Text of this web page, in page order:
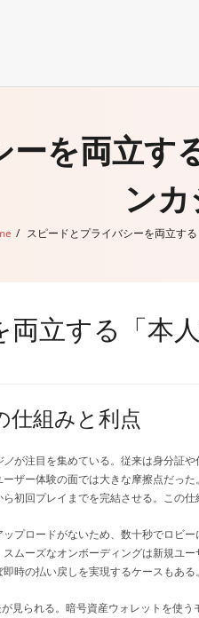
を両立す
ンカ
/ スピードとプライバシーを両立す
立する「本
仕組みと利点
ノが注目を集めている。従来は身分証
ザー体験の面では大きな摩擦点だっ
初回プレイまでを完結させる。この
プロードがないため、数十秒でロビー
ムーズなオンボーディングは新規
時の払い戻しを実現するケースもある。
見られる。暗号資産ウォレットを使